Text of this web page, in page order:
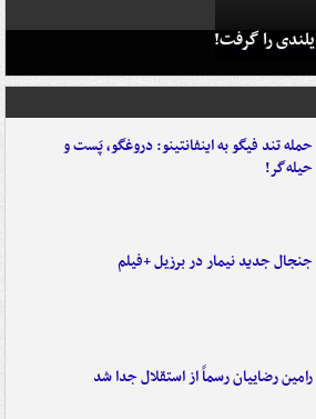
را گرفت!
حمله تند فیگو به اینفانتینو: دروغگو، پَست‌ و
حیله‌گر!
جنجال جدید نیمار در برزیل +فیلم
رامین رضاییان رسماً از استقلال جدا شد